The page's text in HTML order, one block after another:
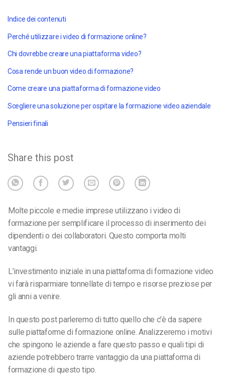
Indice dei contenuti
Perché utilizzare i video di formazione online?
Chi dovrebbe creare una piattaforma video?
Cosa rende un buon video di formazione?
Come creare una piattaforma di formazione video
Scegliere una soluzione per ospitare la formazione video aziendale
Pensieri finali
Share this post
Molte piccole e medie imprese utilizzano i video di
formazione per semplificare il processo di inserimento dei
dipendenti o dei collaboratori. Questo comporta molti
vantaggi.
L’investimento iniziale in una piattaforma di formazione video
vi farà risparmiare tonnellate di tempo e risorse preziose per
gli anni a venire.
In questo post parleremo di tutto quello che c’è da sapere
sulle piattaforme di formazione online. Analizzeremo i motivi
che spingono le aziende a fare questo passo e quali tipi di
aziende potrebbero trarre vantaggio da una piattaforma di
formazione di questo tipo.